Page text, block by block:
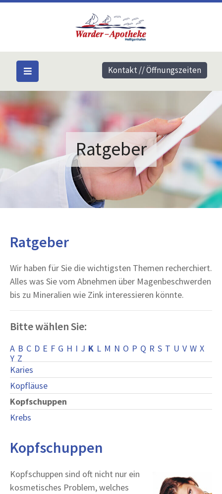
Ratgeber
Ratgeber
Wir haben für Sie die wichtigsten Themen recherchiert.
Alles was Sie vom Abnehmen über Magenbeschwerden
bis zu Mineralien wie Zink interessieren könnte.
Bitte wählen Sie:
A B C D E F G H I J K L M N O P Q R S T U V W X
Y Z
Karies
Kopfläuse
Kopfschuppen
Krebs
Kopfschuppen
Kopfschuppen sind oft nicht nur ein
kosmetisches Problem, welches
Kontakt // Öffnungszeiten